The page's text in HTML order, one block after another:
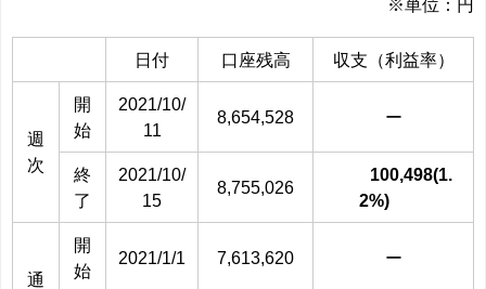
※単位：円
日付 口座残高 収支（利益率）
週
次
開
始
2021/10/
11
8,654,528 ー
終
了
2021/10/
15
8,755,026
100,498(1.
2%)
通
開
始
2021/1/1 7,613,620 ー